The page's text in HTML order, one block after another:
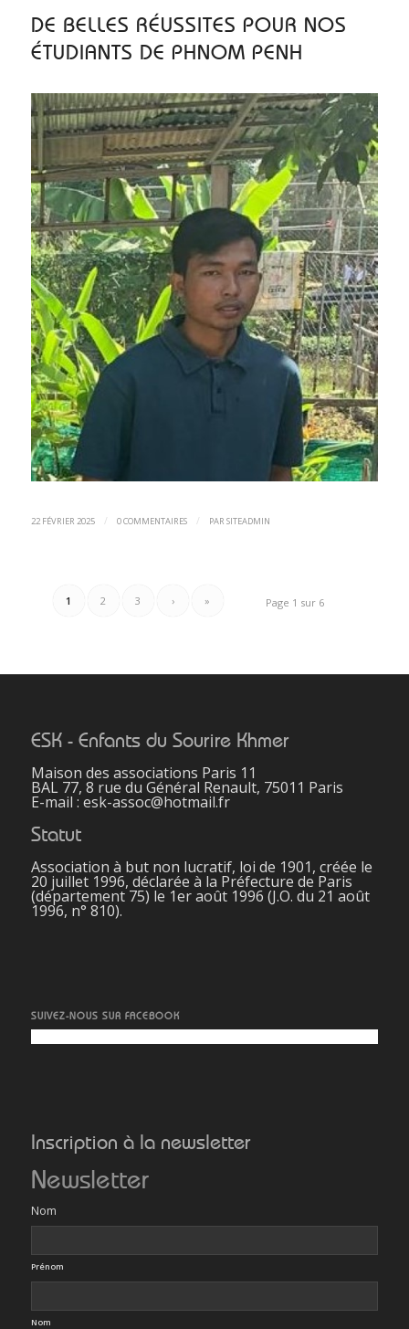
DE BELLES RÉUSSITES POUR NOS
ÉTUDIANTS DE PHNOM PENH
22 FÉVRIER 2025 / 0 COMMENTAIRES / PAR SITEADMIN
Page 1 sur 6
1 2 3 › »
ESK - Enfants du Sourire Khmer
Maison des associations Paris 11
BAL 77, 8 rue du Général Renault, 75011 Paris
E-mail : esk-assoc@hotmail.fr
Statut
Association à but non lucratif, loi de 1901, créée le
20 juillet 1996, déclarée à la Préfecture de Paris
(département 75) le 1er août 1996 (J.O. du 21 août
1996, n° 810).
SUIVEZ-NOUS SUR FACEBOOK
Inscription à la newsletter
Newsletter
Nom
Prénom
Nom